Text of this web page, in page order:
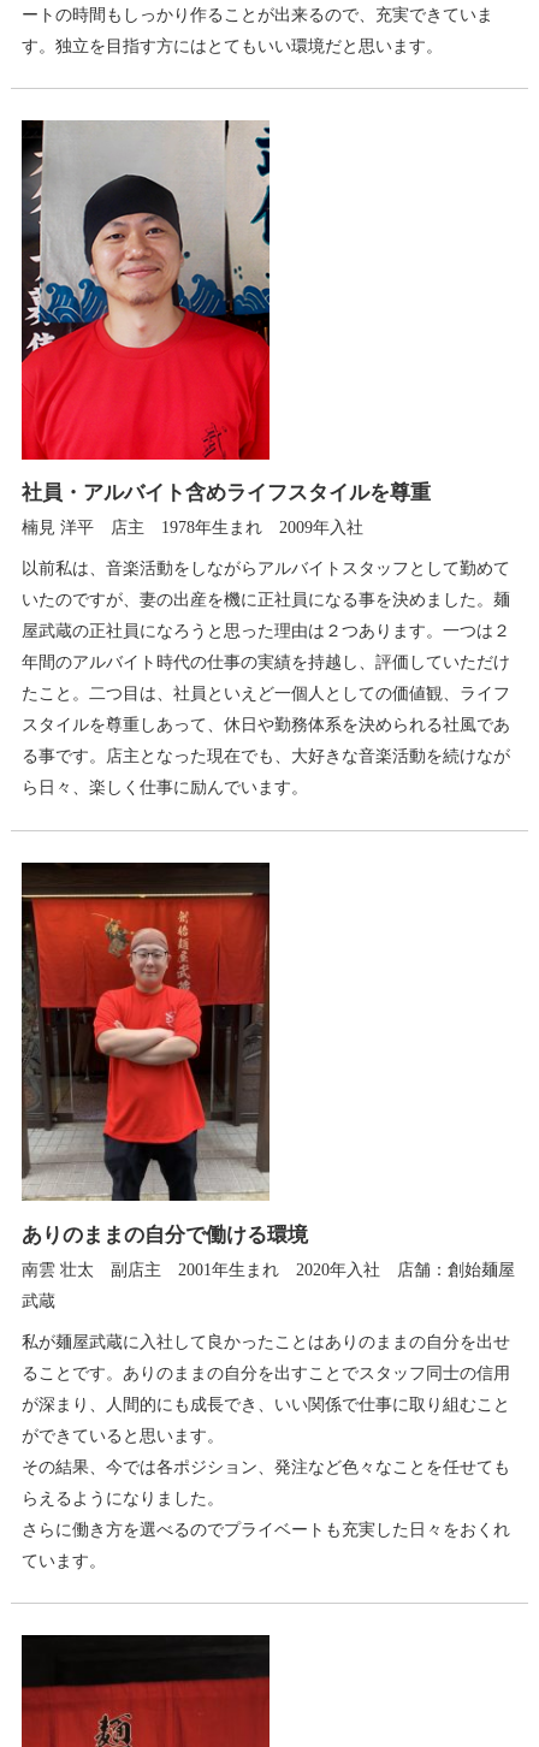
ートの時間もしっかり作ることが出来るので、充実できていま
す。独立を目指す方にはとてもいい環境だと思います。
社員・アルバイト含めライフスタイルを尊重
楠見 洋平 店主 1978年生まれ 2009年入社
以前私は、音楽活動をしながらアルバイトスタッフとして勤めて
いたのですが、妻の出産を機に正社員になる事を決めました。麺
屋武蔵の正社員になろうと思った理由は２つあります。一つは２
年間のアルバイト時代の仕事の実績を持越し、評価していただけ
たこと。二つ目は、社員といえど一個人としての価値観、ライフ
スタイルを尊重しあって、休日や勤務体系を決められる社風であ
る事です。店主となった現在でも、大好きな音楽活動を続けなが
ら日々、楽しく仕事に励んでいます。
ありのままの自分で働ける環境
南雲 壮太 副店主 2001年生まれ 2020年入社 店舗：創始麺屋
武蔵
私が麺屋武蔵に入社して良かったことはありのままの自分を出せ
ることです。ありのままの自分を出すことでスタッフ同士の信用
が深まり、人間的にも成長でき、いい関係で仕事に取り組むこと
ができていると思います。
その結果、今では各ポジション、発注など色々なことを任せても
らえるようになりました。
さらに働き方を選べるのでプライベートも充実した日々をおくれ
ています。